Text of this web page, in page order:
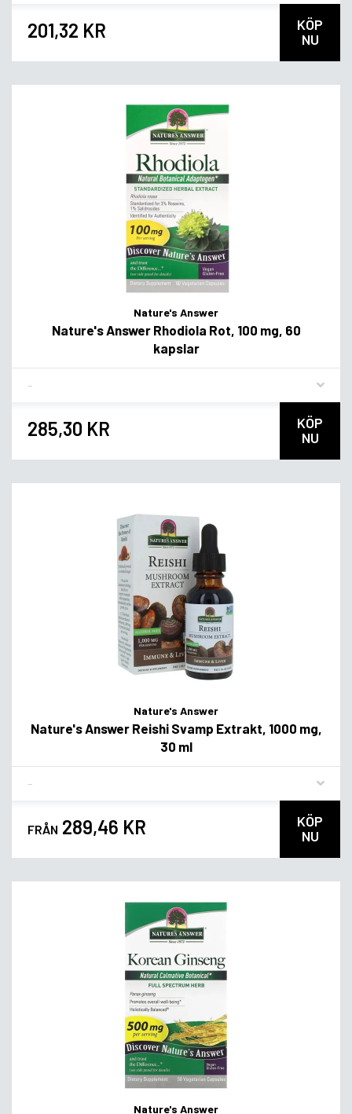
201,32 KR
KÖP
NU
Nature's Answer
Nature's Answer Rhodiola Rot, 100 mg, 60
kapslar
285,30 KR
KÖP
NU
Nature's Answer
Nature's Answer Reishi Svamp Extrakt, 1000 mg,
30 ml
FRÅN 289,46 KR
KÖP
NU
Nature's Answer